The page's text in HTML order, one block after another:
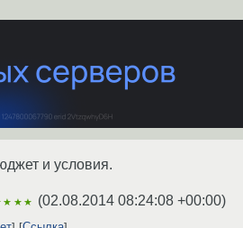
и условия.
(02.08.2014 08:24:08 +00:00)